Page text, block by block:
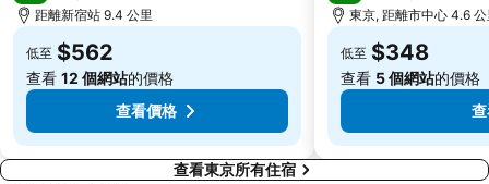
Ofuna Station
Nishi-Kasai Metro Station
Fujisawa Station
Shimbashi Metro Station
Chiba Station
Toyosu Station
距離新宿站 9.4 公里
低至 $562
查看 12 個網站的價格
查看價格
東京, 距離市中心 4.6
低至 $348
查看 5 個網站的價格
查看東京所有住宿